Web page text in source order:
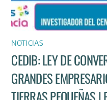
NOTICIAS
CEDIB: LEY DE
GRANDES